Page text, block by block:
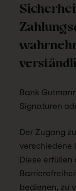
Bank
Signaturen
Der Zugang
verschiedene
Diese
bedienen, zu